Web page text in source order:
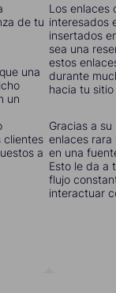
de tu
una
un
clientes
a
Los enlaces
interesados
insertados
sea una
estos
durante
hacia tu
Gracias a
enlaces rara
en una
Esto le da a
flujo
interactuar